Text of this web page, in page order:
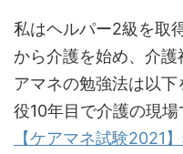
私はヘルパー2級を取
から介護を始め、介
アマネの勉強法は以
役10年目で介護の現場
【ケアマネ試験2021